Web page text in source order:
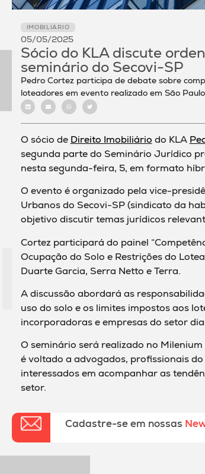
IMOBILIÁRIO
05/05/2025
Sócio do KLA discute
seminário do Secovi-SP
Pedro Cortez participa de debate sobre
loteadores em evento realizado em São Paulo
O sócio de Direito Imobiliário do KLA
segunda parte do Seminário Jurídico
nesta segunda-feira, 5, em formato
O evento é organizado pela vice-
Urbanos do Secovi-SP (sindicato da
objetivo discutir temas jurídicos
Cortez participará do painel
Ocupação do Solo e Restrições do
Duarte Garcia, Serra Netto e Terra.
A discussão abordará as
uso do solo e os limites impostos aos
incorporadoras e empresas do setor
O seminário será realizado no
é voltado a advogados, profissionais
interessados em acompanhar as
setor.
Cadastre-se em nossas